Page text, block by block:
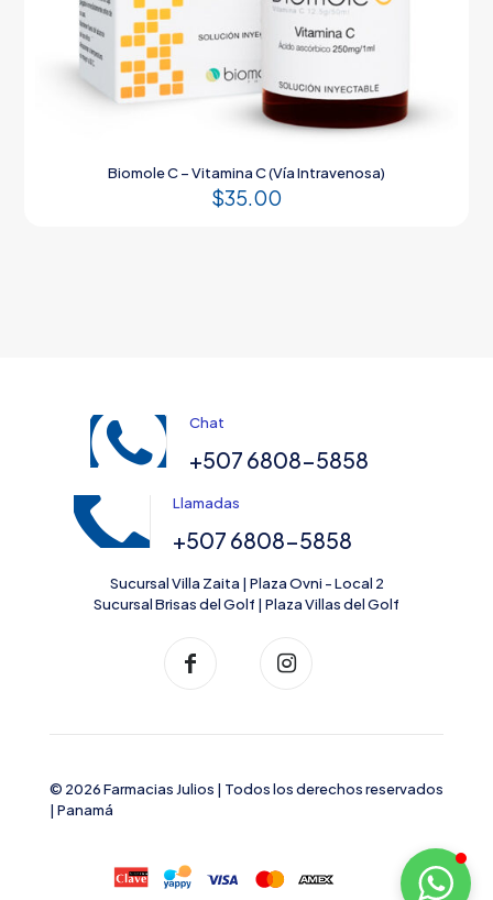
Biomole C – Vitamina C (Vía Intravenosa)
$35.00
Chat
+507 6808-5858
Llamadas
+507 6808-5858
Sucursal Villa Zaita | Plaza Ovni - Local 2
Sucursal Brisas del Golf | Plaza Villas del Golf
© 2026 Farmacias Julios | Todos los derechos reservados
| Panamá